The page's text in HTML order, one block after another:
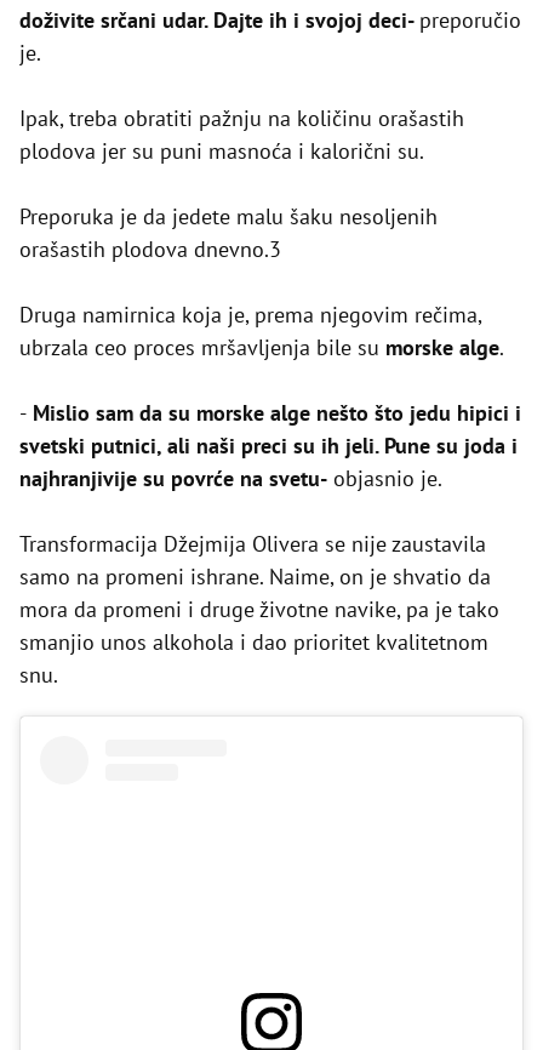
doživite srčani udar. Dajte ih i svojoj deci- preporučio
je.
Ipak, treba obratiti pažnju na količinu orašastih
plodova jer su puni masnoća i kalorični su.
Preporuka je da jedete malu šaku nesoljenih
orašastih plodova dnevno.3
Druga namirnica koja je, prema njegovim rečima,
ubrzala ceo proces mršavljenja bile su morske alge.
- Mislio sam da su morske alge nešto što jedu hipici i
svetski putnici, ali naši preci su ih jeli. Pune su joda i
najhranjivije su povrće na svetu- objasnio je.
Transformacija Džejmija Olivera se nije zaustavila
samo na promeni ishrane. Naime, on je shvatio da
mora da promeni i druge životne navike, pa je tako
smanjio unos alkohola i dao prioritet kvalitetnom
snu.